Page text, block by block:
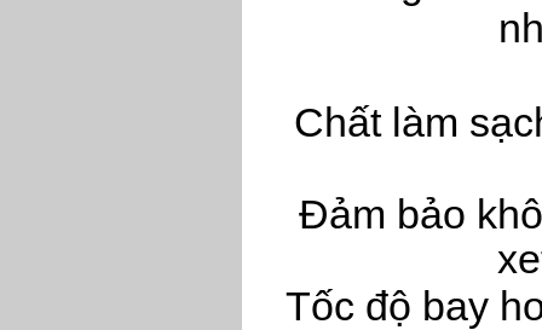
Chất làm
Đảm bảo
Tốc độ bay